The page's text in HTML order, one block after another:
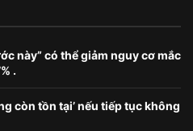
này” có thể giảm nguy cơ mắc
.
còn tồn tại’ nếu tiếp tục không